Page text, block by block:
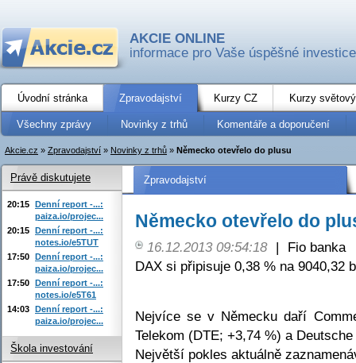
AKCIE ONLINE
informace pro Vaše úspěšné investice
Úvodní stránka Zpravodajství Kurzy CZ Kurzy
Všechny zprávy Novinky z trhů Komentáře a doporučení
Akcie.cz » Zpravodajství » Novinky z trhů » Německo otevřelo do plusu
Zpravodajství
Německo otevřelo do
16.12.2013 09:54:18 |
Fio banka
DAX si připisuje 0,38 % na 9040,32
Nejvíce se v Německu daří
Telekom (DTE; +3,74 %) a
Největší pokles aktuálně
Právě diskutujete
20:15 Denní report -...:
paiza.io/projec...
20:15 Denní report -...:
notes.io/e5TUT
17:50 Denní report -...:
paiza.io/projec...
17:50 Denní report -...:
notes.io/e5T61
14:03 Denní report -...:
paiza.io/projec...
Škola investování